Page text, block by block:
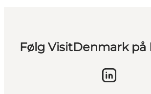
Følg VisitDenmark på